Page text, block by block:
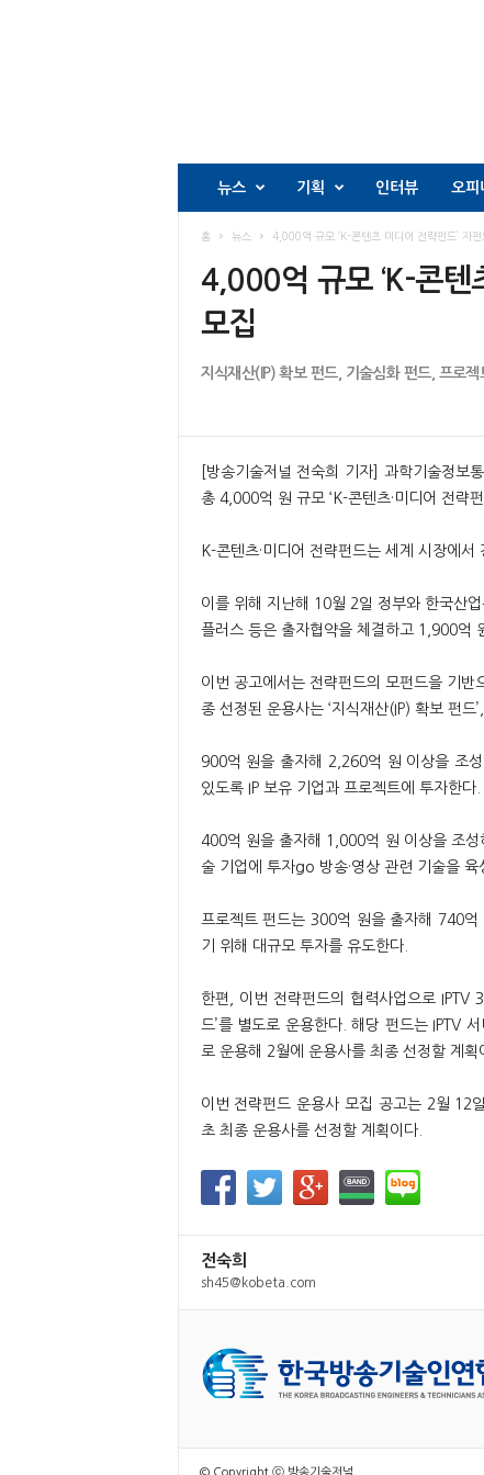
뉴스 기획 인터뷰 오피
홈 뉴스 4,000억 규모 ‘K-콘텐츠·미디어 전략펀드’ 자펀
4,000억 규모 ‘K-콘텐
모집
지식재산(IP) 확보 펀드, 기술심화 펀드, 프로젝
[방송기술저널 전숙희 기자] 과학기술정보
총 4,000억 원 규모 ‘K-콘텐츠·미디어 전략
K-콘텐츠·미디어 전략펀드는 세계 시장에
이를 위해 지난해 10월 2일 정부와 한국산
플러스 등은 출자협약을 체결하고 1,900억
이번 공고에서는 전략펀드의 모펀드을 기
종 선정된 운용사는 ‘지식재산(IP) 확보 펀드
900억 원을 출자해 2,260억 원 이상을 조
있도록 IP 보유 기업과 프로젝트에 투자한다.
400억 원을 출자해 1,000억 원 이상을 조성
술 기업에 투자go 방송·영상 관련 기술을 육
프로젝트 펀드는 300억 원을 출자해 740
기 위해 대규모 투자를 유도한다.
한편, 이번 전략펀드의 협력사업으로 IPTV
드’를 별도로 운용한다. 해당 펀드는 IPTV
로 운용해 2월에 운용사를 최종 선정할 계획
이번 전략펀드 운용사 모집 공고는 2월 12
초 최종 운용사를 선정할 계획이다.
전숙희
sh45@kobeta.com
© Copyright ⓒ 방송기술저널